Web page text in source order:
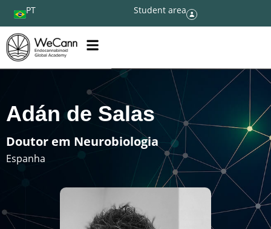
PT Student area
Adán de Salas
Doutor em Neurobiologia
Espanha